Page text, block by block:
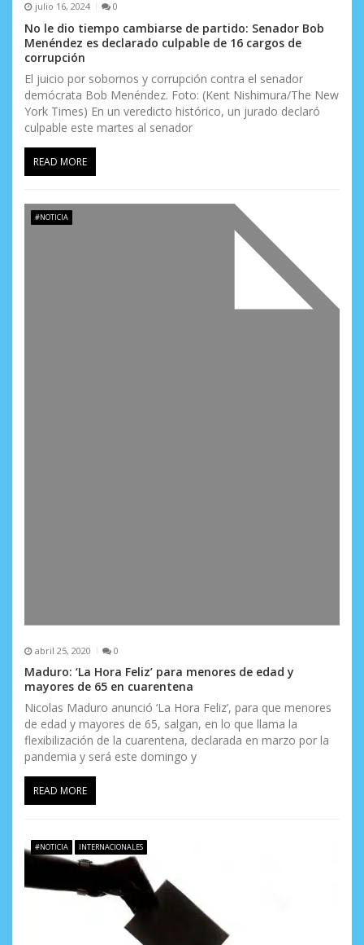
s julio 16, 2024 0
No le dio tiempo cambiarse de partido: Senador Bob
Menéndez es declarado culpable de 16 cargos de
corrupción
El juicio por sobornos y corrupción contra el senador
demócrata Bob Menéndez. Foto: (Kent Nishimura/The New
York Times) En un veredicto histórico, un jurado declaró
culpable este martes al senador
READ MORE
#NOTICIA
abril 25, 2020 0
Maduro: ‘La Hora Feliz’ para menores de edad y
mayores de 65 en cuarentena
Nicolas Maduro anunció ‘La Hora Feliz’, para que menores
de edad y mayores de 65, salgan, en lo que llama la
flexibilización de la cuarentena, declarada en marzo por la
pandemia y será este domingo y
READ MORE
#NOTICIA INTERNACIONALES